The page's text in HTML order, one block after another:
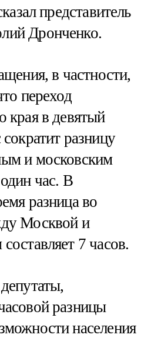
представитель
Дронченко.
в частности,
переход
края в девятый
разницу
и московским
час. В
разница во
Москвой и
7 часов.
разницы
населения